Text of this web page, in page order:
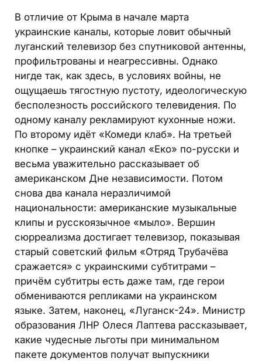
В отличие от Крыма в начале марта
украинские каналы, которые ловит обычный
луганский телевизор без спутниковой антенны,
профильтрованы и неагрессивны. Однако
нигде так, как здесь, в условиях войны, не
ощущаешь тягостную пустоту, идеологическую
бесполезность российского телевидения. По
одному каналу рекламируют кухонные ножи.
По второму идёт «Комеди клаб». На третьей
кнопке – украинский канал «Еко» по-русски и
весьма уважительно рассказывает об
американском Дне независимости. Потом
снова два канала неразличимой
национальности: американские музыкальные
клипы и русскоязычное «мыло». Вершин
сюрреализма достигает телевизор, показывая
старый советский фильм «Отряд Трубачёва
сражается» с украинскими субтитрами –
причём субтитры есть даже там, где герои
обмениваются репликами на украинском
языке. Затем, наконец, «Луганск-24». Министр
образования ЛНР Олеся Лаптева рассказывает,
какие чудесные льготы при минимальном
пакете документов получат выпускники